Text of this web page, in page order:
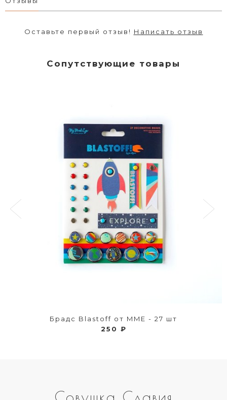
Оставьте первый отзыв! Написать отзыв
Сопутствующие товары
Брадс Blastoff от MME - 27 шт
250 ₽